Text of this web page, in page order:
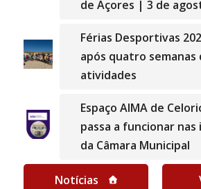
de Açores | 3 de
Férias Desportivas
após quatro semanas
atividades
Espaço AIMA de
passa a funcionar nas
da Câmara Municipal
Notícias